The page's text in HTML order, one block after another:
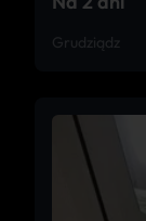
Grudziądz